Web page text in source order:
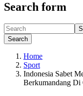
Search form
Search
Home
Sport
Indonesia Sabet
Berkumandang